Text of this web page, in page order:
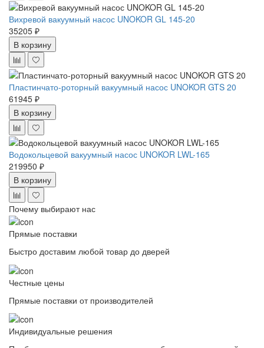
Вихревой вакуумный насос UNOKOR GL 145-20
35205 ₽
В корзину
Пластинчато-роторный вакуумный насос UNOKOR GTS 20
61945 ₽
В корзину
Водокольцевой вакуумный насос UNOKOR LWL-165
219950 ₽
В корзину
Почему выбирают нас
Прямые поставки
Быстро доставим любой товар до дверей
Честные цены
Прямые поставки от производителей
Индивидуальные решения